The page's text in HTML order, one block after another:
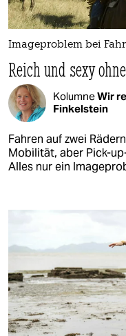
Imageproblem bei
Reich und sexy
KolumneWir
Finkelstein
Fahren auf zwei
Mobilität, aber Pick-
Alles nur ein